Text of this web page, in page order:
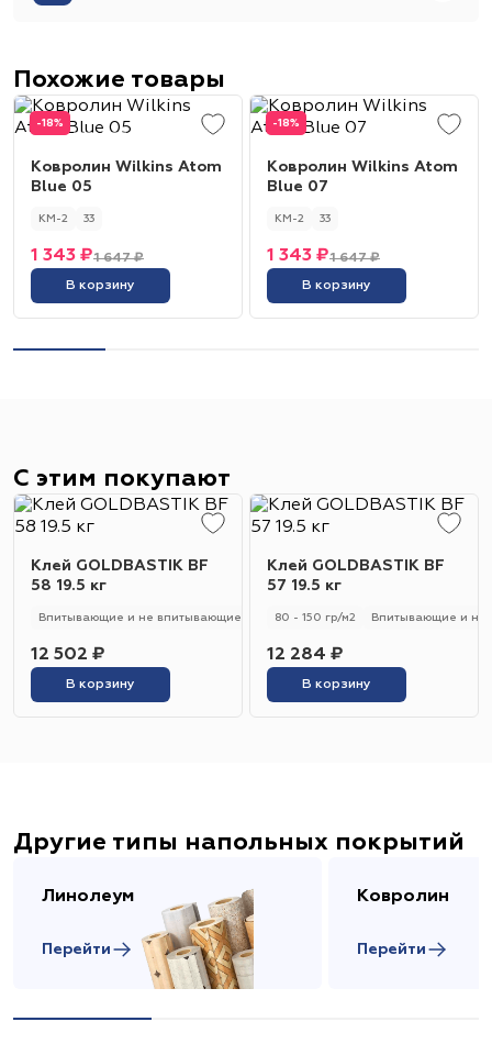
Похожие товары
-18%
Ковролин Wilkins Atom
Blue 05
КМ-2 33
1 647 ₽
1 343 ₽
В корзину
-18%
Ковролин Wilkins Atom
Blue 07
КМ-2 33
1 647 ₽
1 343 ₽
В корзину
С этим покупают
Клей GOLDBASTIK BF
58 19.5 кг
Впитывающие и не впитывающие 250 - 280 гр/м2 Универсальный
12 502 ₽
В корзину
Клей GOLDBASTIK BF
57 19.5 кг
80 - 150 гр/м2 Впитывающие и не
12 284 ₽
В корзину
Другие типы напольных покрытий
Линолеум
Перейти
Ковролин
Перейти